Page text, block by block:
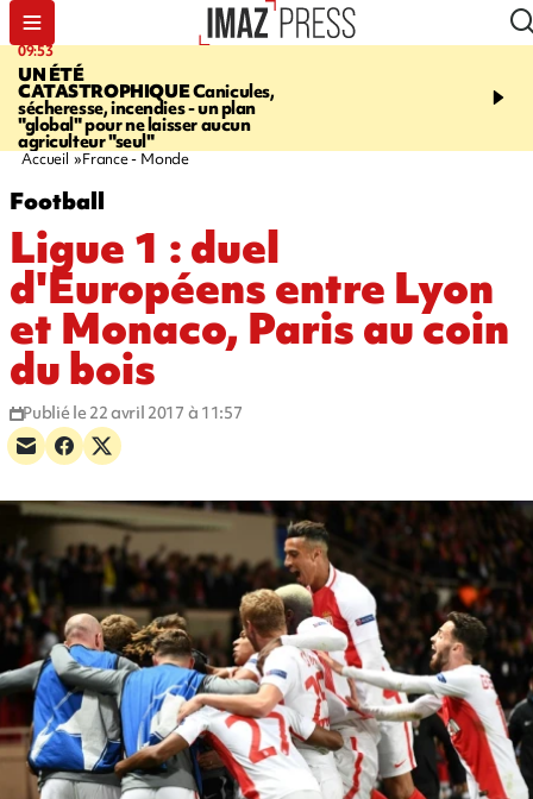
09:53
UN ÉTÉ
CATASTROPHIQUECanicules,
sécheresse, incendies - un plan
"global" pour ne laisser aucun
agriculteur "seul"
12:03
commerciales - 160
pour 10 jours de
Accueil France - Monde
Football
Ligue 1 : duel
d'Européens entre Lyon
et Monaco, Paris au coin
du bois
Publié le 22 avril 2017 à 11:57